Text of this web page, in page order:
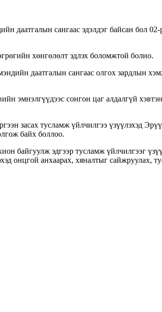
даатгалын сангаас эдэлдэг байсан бол
хөнгөлөлт эдлэх боломжтой болно.
даатгалын сангаас олгох зардлын
эмнэлгүүдээс сонгон цаг алдалгүй
засах тусламж үйлчилгээ үзүүлэхэд
байх боллоо.
байгуулж эдгээр тусламж үйлчилгээг
онцгой анхаарах, хяналтыг сайжруулах,